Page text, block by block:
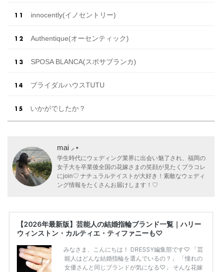
innocently(イノセントリー)
Authentique(オーセンティック)
SPOSA BLANCA(スポサブランカ)
ブライダルハウスTUTU
いかがでしたか？
mai ⸝⋆
学生時代にウェディング業界に出会い魅了され、福岡の
女子大を卒業後全国の花嫁さまの笑顔が見たくプラコレ
にjoin♡ ナチュラルテイストが大好き！素敵なウェディ
ング情報をたくさんお届けします！♡
【2026年最新版】芸能人の結婚指輪ブランド一覧｜ハリー
ウィンストン・カルティエ・ティファニーも♡
みなさま、こんにちは！ DRESSY編集部です♡ 「芸
能人はどんな結婚指輪を選んでいるの？」 「憧れの
女優さんと同じブランドが気になる♡」 そんな花嫁